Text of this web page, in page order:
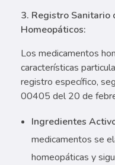
3. Registro Sanitario
Homeopáticos:
Los medicamentos
características
registro específico,
00405 del 20 de
Ingredientes
medicamentos se
homeopáticas y